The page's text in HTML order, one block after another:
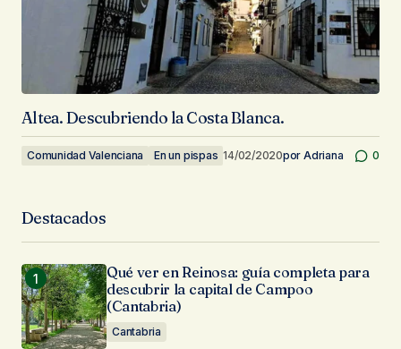
Altea. Descubriendo la Costa Blanca.
Comunidad Valenciana En un pispas 14/02/2020por Adriana 0
Destacados
Qué ver en Reinosa: guía completa para
descubrir la capital de Campoo
(Cantabria)
Cantabria